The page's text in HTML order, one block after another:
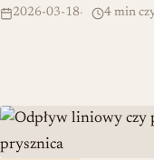
2026-03-18 4 min
Odpływ liniowy czy